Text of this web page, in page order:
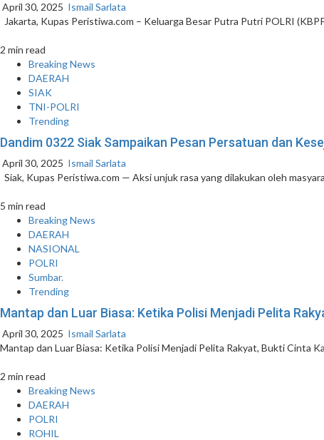
April 30, 2025 Ismail Sarlata
Jakarta, Kupas Peristiwa.com – Keluarga Besar Putra Putri POLRI
2 min read
Breaking News
DAERAH
SIAK
TNI-POLRI
Trending
Dandim 0322 Siak Sampaikan Pesan Persatuan dan
April 30, 2025 Ismail Sarlata
Siak, Kupas Peristiwa.com — Aksi unjuk rasa yang dilakukan oleh
5 min read
Breaking News
DAERAH
NASIONAL
POLRI
Sumbar.
Trending
Mantap dan Luar Biasa: Ketika Polisi Menjadi Pelita
April 30, 2025 Ismail Sarlata
Mantap dan Luar Biasa: Ketika Polisi Menjadi Pelita Rakyat, Bukti Cinta
2 min read
Breaking News
DAERAH
POLRI
ROHIL